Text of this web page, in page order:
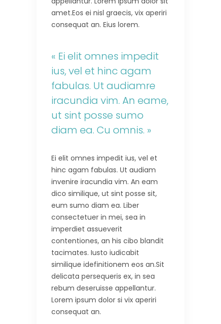
amet.Eos ei nisl graecis, vix aperiri
consequat an. Eius lorem.
« Ei elit omnes impedit
ius, vel et hinc agam
fabulas. Ut audiamre
iracundia vim. An eame,
ut sint posse sumo
diam ea. Cu omnis. »
Ei elit omnes impedit ius, vel et
hinc agam fabulas. Ut audiam
invenire iracundia vim. An eam
dico similique, ut sint posse sit,
eum sumo diam ea. Liber
consectetuer in mei, sea in
imperdiet assueverit
contentiones, an his cibo blandit
tacimates. Iusto iudicabit
similique idefinitionem eos an.Sit
delicata persequeris ex, in sea
rebum deseruisse appellantur.
Lorem ipsum dolor si vix aperiri
consequat an.